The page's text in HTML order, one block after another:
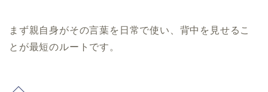
まず親自身がその言葉を日常で使い、背中を見せるこ
とが最短のルートです。